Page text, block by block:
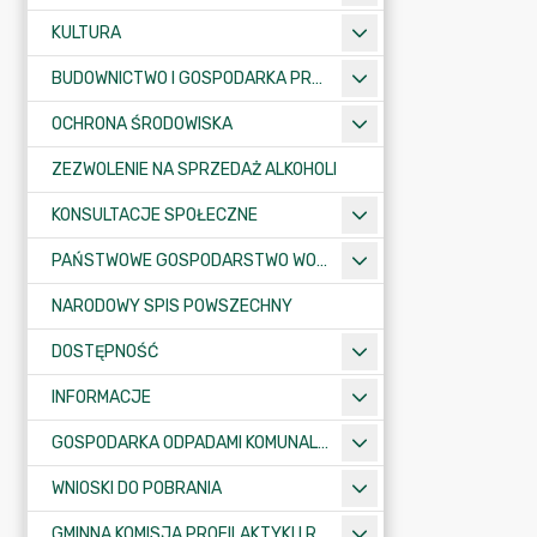
KULTURA
BUDOWNICTWO I GOSPODARKA PRZESTRZENNA
OCHRONA ŚRODOWISKA
ZEZWOLENIE NA SPRZEDAŻ ALKOHOLI
KONSULTACJE SPOŁECZNE
PAŃSTWOWE GOSPODARSTWO WODNE WODY POLSKIE
NARODOWY SPIS POWSZECHNY
DOSTĘPNOŚĆ
INFORMACJE
GOSPODARKA ODPADAMI KOMUNALNYMI
WNIOSKI DO POBRANIA